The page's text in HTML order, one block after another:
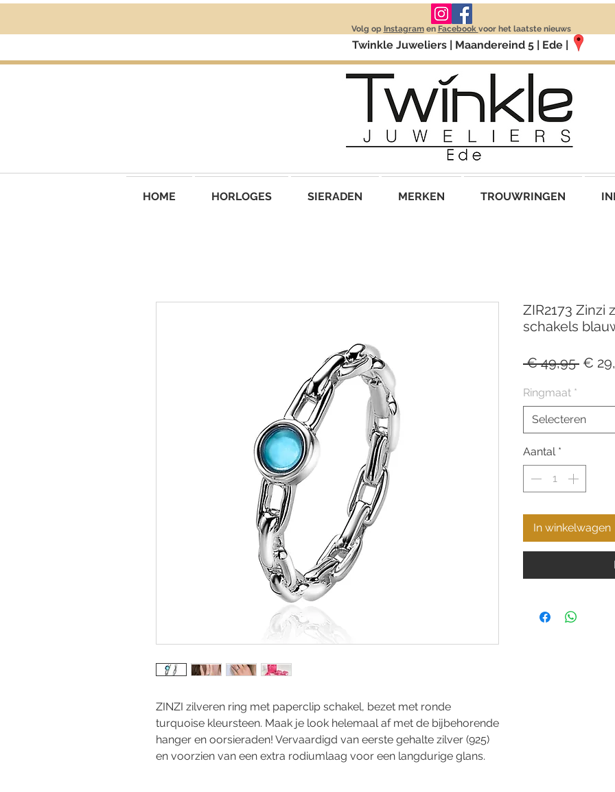
Volg op Instagramen Facebook voor het laatste nieuws
Twinkle Juweliers | Maandereind 5 | Ede |
HOME HORLOGES SIERADEN MERKEN TROUWRINGEN
ZINZI zilveren ring met paperclip schakel, bezet met ronde
turquoise kleursteen. Maak je look helemaal af met de bijbehorende
hanger en oorsieraden! Vervaardigd van eerste gehalte zilver (925)
en voorzien van een extra rodiumlaag voor een langdurige glans.
ZIR2173 Zinzi
schakels
€ 49,95 €
Ringmaat *
Selecteren
Aantal *
In winkelwagen